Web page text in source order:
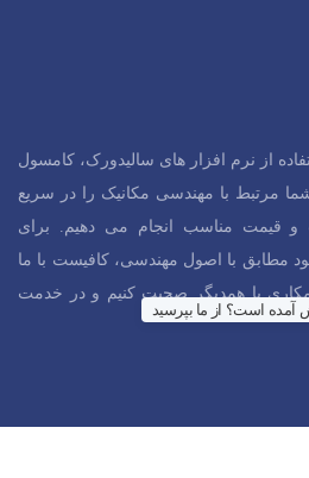
از نرم افزار های سالیدورک، کامسول
مرتبط با مهندسی مکانیک را در سریع
و قیمت مناسب انجام می دهیم. برای
مطابق با اصول مهندسی، کافیست با ما
با همدیگر صحبت کنیم و در خدمت
آمده است؟ از ما بپرسید